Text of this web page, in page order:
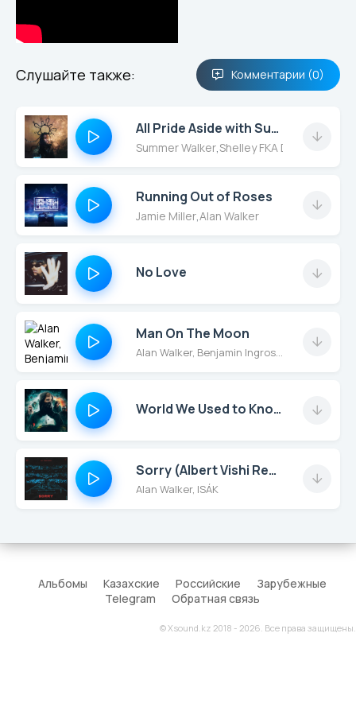
Слушайте также: Комментарии (0)
All Pride Aside with Summer Walker
Summer Walker Shelley FKA DRAM
Running Out of Roses
Jamie Miller Alan Walker
No Love
Man On The Moon
Alan Walker, Benjamin Ingrosso
World We Used to Know
Sorry (Albert Vishi Remix)
Alan Walker, ISÁK
Альбомы Казахские Российские
Зарубежные
Telegram
Обратная связь
© Xsound.kz 2018 - 2026. Все права защищены.